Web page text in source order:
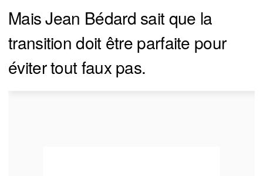
Mais Jean Bédard sait que la
transition doit être parfaite pour
éviter tout faux pas.